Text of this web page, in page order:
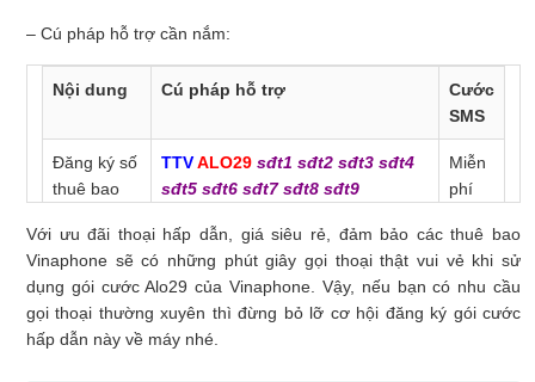
– Cú pháp hỗ trợ cần nắm:
Nội dung Cú pháp hỗ trợ
Cước
SMS
Đăng ký số
thuê bao
TTVALO29 sđt1 sđt2 sđt3 sđt4
sđt5 sđt6 sđt7 sđt8 sđt9
Miễn
phí
Xóa thành
viên trong
nhóm
XTV Sđt muốn xóagửi900
Miễn
phí
Với ưu đãi thoại hấp dẫn, giá siêu rẻ, đảm bảo các thuê bao
Vinaphone sẽ có những phút giây gọi thoại thật vui vẻ khi sử
dụng gói cước Alo29 của Vinaphone. Vậy, nếu bạn có nhu cầu
gọi thoại thường xuyên thì đừng bỏ lỡ cơ hội đăng ký gói cước
hấp dẫn này về máy nhé.